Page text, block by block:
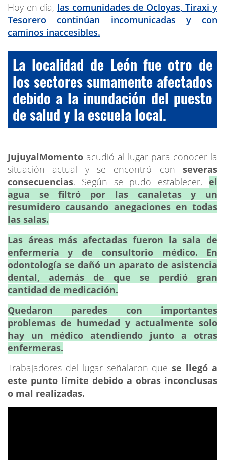
Hoy en día, las comunidades de Ocloyas, Tiraxi y
Tesorero continúan incomunicadas y con
caminos inaccesibles.
La localidad de León fue otro de
los sectores sumamente afectados
debido a la inundación del puesto
de salud y la escuela local.
JujuyalMomento acudió al lugar para conocer la
situación actual y se encontró con severas
consecuencias. Según se pudo establecer, el
agua se filtró por las canaletas y un
resumidero causando anegaciones en todas
las salas.
Las áreas más afectadas fueron la sala de
enfermería y de consultorio médico. En
odontología se dañó un aparato de asistencia
dental, además de que se perdió gran
cantidad de medicación.
Quedaron paredes con importantes
problemas de humedad y actualmente solo
hay un médico atendiendo junto a otras
enfermeras.
Trabajadores del lugar señalaron quese llegó a
este punto límite debido a obras inconclusas
o mal realizadas.